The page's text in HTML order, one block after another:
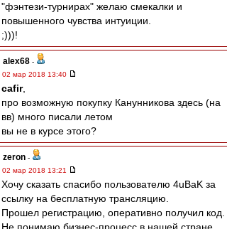
"фэнтези-турнирах" желаю смекалки и
повышенного чувства интуиции.
;)))!
alex68 -
02 мар 2018 13:40
cafir,
про возможную покупку Канунникова здесь (на
вв) много писали летом
вы не в курсе этого?
zeron -
02 мар 2018 13:21
Хочу сказать спасибо пользователю 4uBaK за
ссылку на бесплатную трансляцию.
Прошел регистрацию, оперативно получил код.